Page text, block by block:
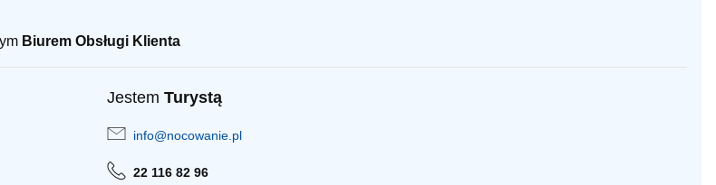
Biurem Obsługi Klienta
Jestem Turystą
info@nocowanie.pl
22 116 82 96